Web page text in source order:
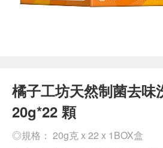
橘子工坊天然制菌去味
20g*22 顆
◎規格： 20g克 x 22 x 1BOX盒